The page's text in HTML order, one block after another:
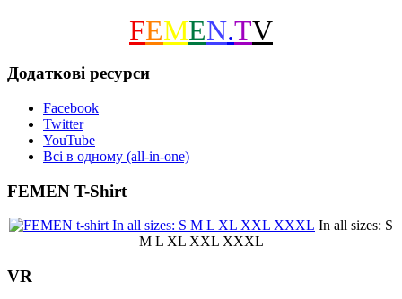
FEMEN.TV
Додаткові ресурси
Facebook
Twitter
YouTube
Всі в одному (all-in-one)
FEMEN T-Shirt
In all sizes: S
M L XL XXL XXXL
VR